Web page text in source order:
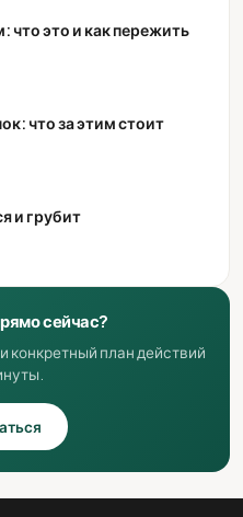
это и как пережить
что за этим стоит
и грубит
сейчас?
план действий